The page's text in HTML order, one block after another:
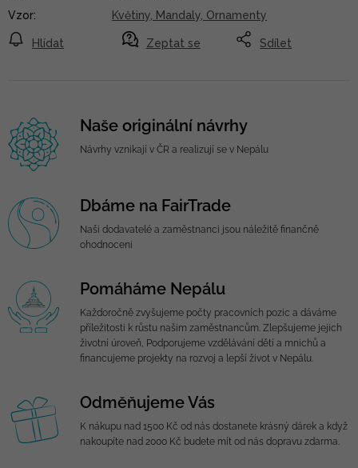
Zeptat se
Hlídat Sdílet
Vzor: Květiny, Mandaly, Ornamenty
Naše originální návrhy
Návrhy vznikají v ČR a realizují se v Nepálu
Dbáme na FairTrade
Naši dodavatelé a zaměstnanci jsou náležitě finančně
ohodnoceni
Pomáháme Nepálu
Každoročně zvyšujeme počty pracovních pozic a dáváme
příležitosti k růstu našim zaměstnancům. Zlepšujeme jejich
životní úroveň, Podporujeme vzdělávání dětí a mnichů a
financujeme projekty na rozvoj a lepší život v Nepálu.
Odměňujeme Vás
K nákupu nad 1500 Kč od nás dostanete krásný dárek a když
nakoupíte nad 2000 Kč budete mít od nás dopravu zdarma.